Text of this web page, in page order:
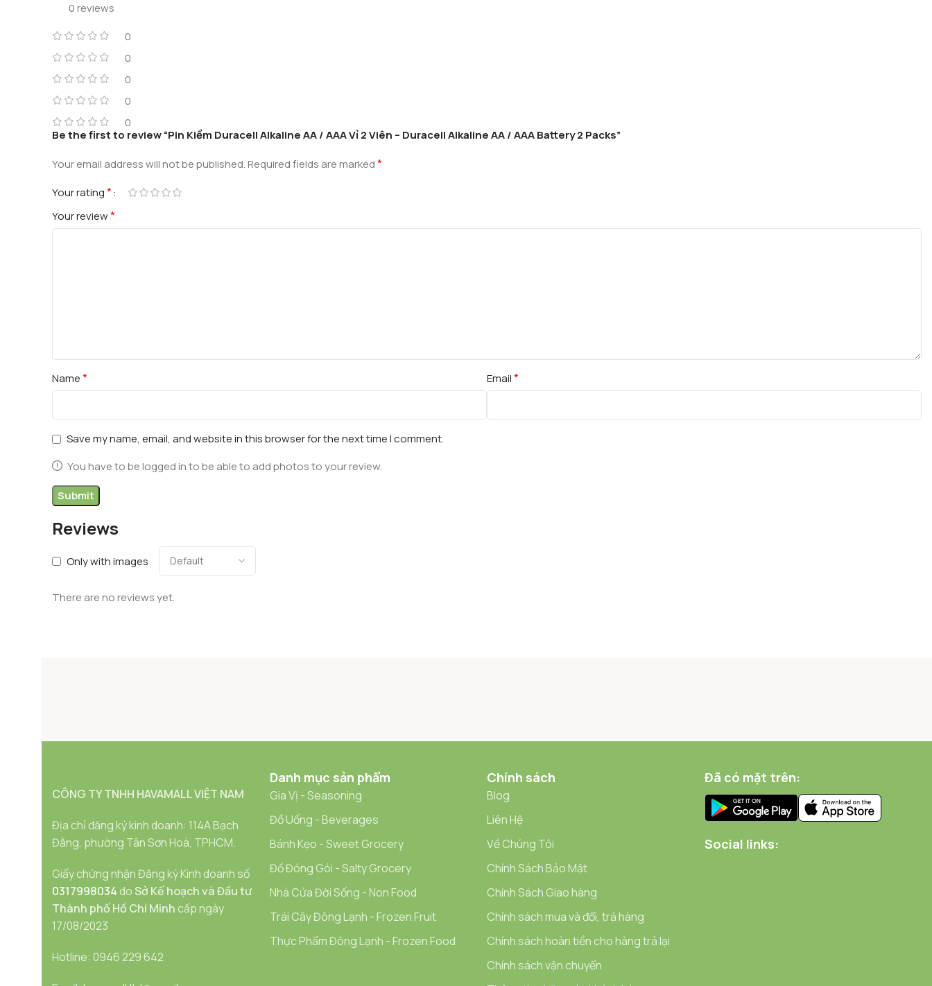
0 reviews
0
0
0
0
0
Reviews
Only with images
There are no reviews yet.
Be the first to review “Pin Kiềm Duracell Alkaline AA / AAA Vỉ 2 Viên – Duracell Alkaline AA / AAA Battery 2 Packs”
Your email address will not be published.Required fields are marked*
Your rating*
Your review*
Name* Email*
Save my name, email, and website in this browser for the next time I comment.
You have to be logged in to be able to add photos to your review.
CÔNG TY TNHH HAVAMALL VIỆT NAM
Địa chỉ đăng ký kinh doanh: 114A Bạch
Đằng, phường Tân Sơn Hoà, TPHCM.
Giấy chứng nhận Đăng ký Kinh doanh số
0317998034 doSở Kế hoạch và Đầu tư
Thành phố Hồ Chí Minh cấp ngày
17/08/2023
Hotline: 0946 229 642
Danh mục sản phẩm
Gia Vị - Seasoning
Đồ Uống - Beverages
Bánh Kẹo - Sweet Grocery
Đồ Đóng Gói - Salty Grocery
Nhà Cửa Đời Sống - Non Food
Trái Cây Đông Lạnh - Frozen Fruit
Thực Phẩm Đông Lạnh - Frozen Food
Chính sách
Blog
Liên Hệ
Về Chúng Tôi
Chính Sách Bảo Mật
Chính Sách Giao hàng
Chính sách mua và đổi, trả hàng
Chính sách hoàn tiền cho hàng trả lại
Chính sách vận chuyển
Đã có mặt trên:
Social links: